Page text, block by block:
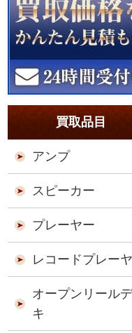
買取品目
アンプ
スピーカー
プレーヤー
レコードプレー
オープンリール
キ